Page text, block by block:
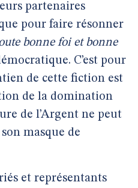
partenaires
pour faire résonner
bonne foi et bonne
C’est pour
de cette fiction est
de la domination
de l’Argent ne peut
masque de
et représentants